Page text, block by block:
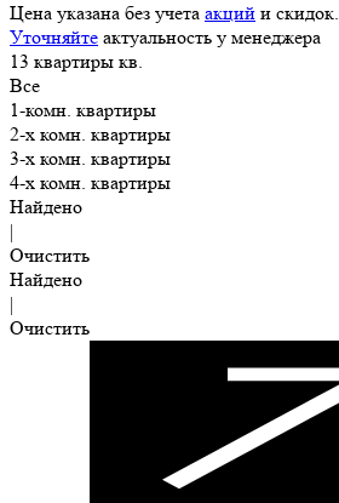
Цена указана без учета акций и скидок.
Уточняйте актуальность у менеджера
13 квартиры кв.
Все
1-комн. квартиры
2-х комн. квартиры
3-х комн. квартиры
4-х комн. квартиры
Найдено
|
Очистить
Найдено
|
Очистить